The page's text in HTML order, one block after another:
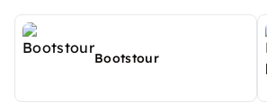
Bootstour